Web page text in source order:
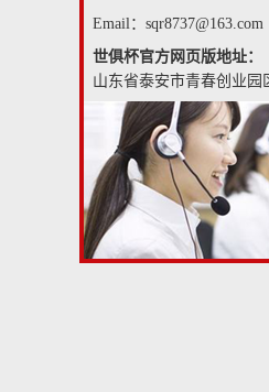
Email：sqr8737@163.com
世俱杯官方网页版地址：
山东省泰安市青春创业园